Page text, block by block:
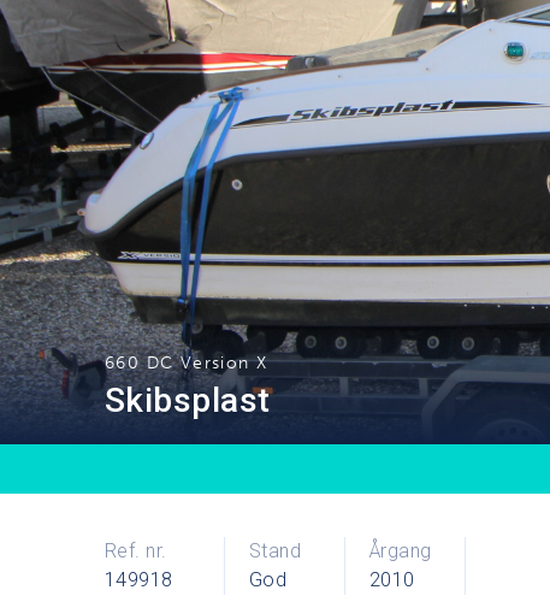
660 DC Version X
Skibsplast
Ref. nr.
149918
Stand
God
Årgang
2010